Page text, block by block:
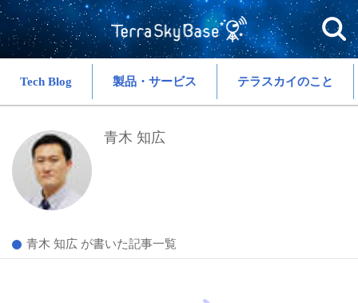
Tech Blog 製品・サービス テラスカイのこと
青木 知広
青木 知広 が書いた記事一覧